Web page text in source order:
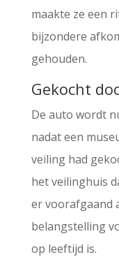
maakte ze een
bijzondere
gehouden.
Gekocht
De auto wordt
nadat een
veiling had
het veilinghuis
er voorafgaand
belangstelling
op leeftijd is.